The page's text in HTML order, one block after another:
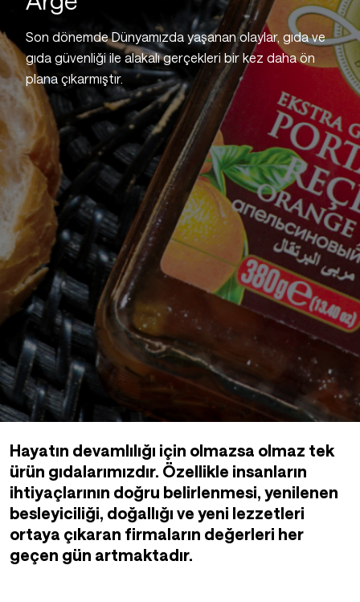
Son dönemde Dünyamızda yaşanan olaylar, gıda ve
gıda güvenliği ile alakalı gerçekleri bir kez daha ön
plana çıkarmıştır.
Hayatın devamlılığı için olmazsa olmaz tek
ürün gıdalarımızdır. Özellikle insanların
ihtiyaçlarının doğru belirlenmesi, yenilenen
besleyiciliği, doğallığı ve yeni lezzetleri
ortaya çıkaran firmaların değerleri her
geçen gün artmaktadır.